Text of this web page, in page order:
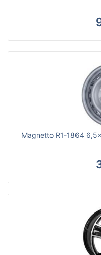
Magnetto R1-1864